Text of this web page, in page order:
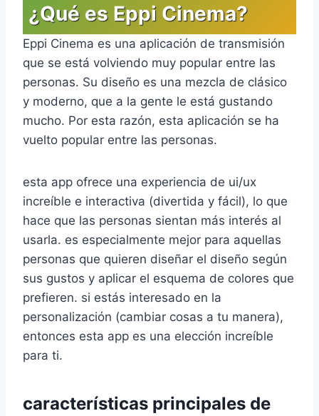
¿Qué es Eppi Cinema?
Eppi Cinema es una aplicación de transmisión
que se está volviendo muy popular entre las
personas. Su diseño es una mezcla de clásico
y moderno, que a la gente le está gustando
mucho. Por esta razón, esta aplicación se ha
vuelto popular entre las personas.
esta app ofrece una experiencia de ui/ux
increíble e interactiva (divertida y fácil), lo que
hace que las personas sientan más interés al
usarla. es especialmente mejor para aquellas
personas que quieren diseñar el diseño según
sus gustos y aplicar el esquema de colores que
prefieren. si estás interesado en la
personalización (cambiar cosas a tu manera),
entonces esta app es una elección increíble
para ti.
características principales de